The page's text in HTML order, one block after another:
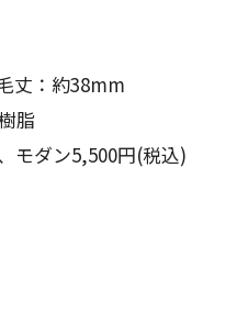
丈：約38mm
脂
モダン5,500円(税込)